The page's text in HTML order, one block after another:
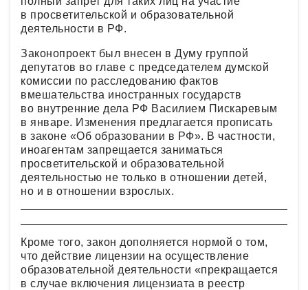
в просветительской и образовательной
деятельности в РФ.
Законопроект был внесен в Думу группой
депутатов во главе с председателем думской
комиссии по расследованию фактов
вмешательства иностранных государств
во внутренние дела РФ Василием Пискаревым
в январе. Изменения предлагается прописать
в законе «Об образовании в РФ». В частности,
иноагентам запрещается заниматься
просветительской и образовательной
деятельностью не только в отношении детей,
но и в отношении взрослых.
Кроме того, закон дополняется нормой о том,
что действие лицензии на осуществление
образовательной деятельности «прекращается
в случае включения лицензиата в реестр